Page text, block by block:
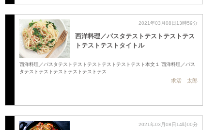
2021年03月08日13時59分
西洋料理／パスタテストテストテストテス
トテストテストタイトル
西洋料理／パスタテストテストテストテストテストテスト本文１ 西洋料理／パス
タテストテストテストテストテストテス…
求活 太郎
2021年03月08日14時00分